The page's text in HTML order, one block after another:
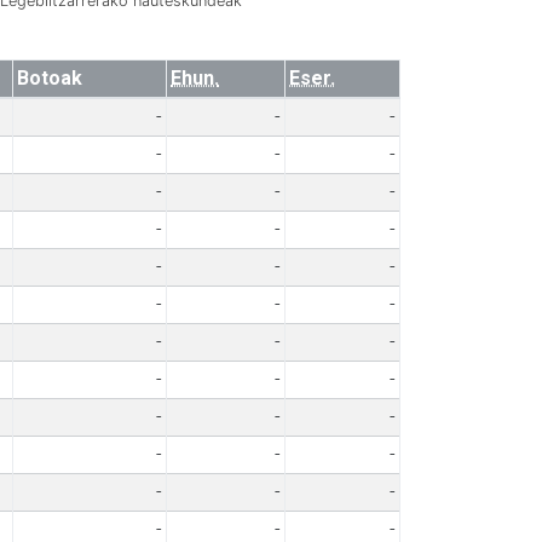
Botoak Ehun.
Eser.
- -
-
- -
-
- -
-
- -
-
- -
-
- -
-
- -
-
- -
-
- -
-
- -
-
- -
-
- -
-